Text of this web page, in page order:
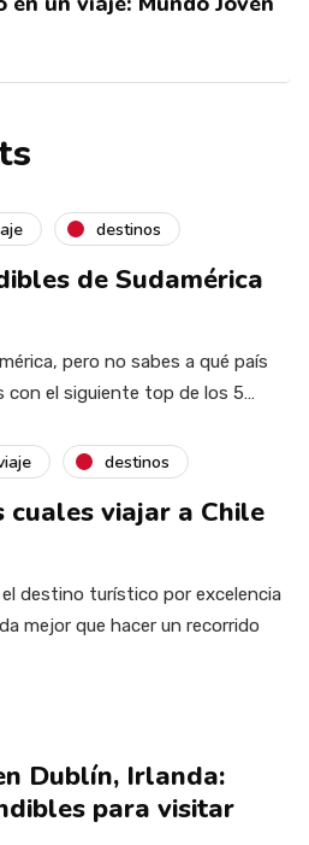
destinos
de Sudamérica
pero no sabes a qué país
con el siguiente top de los 5…
destinos
cuales viajar a Chile
destino turístico por excelencia
mejor que hacer un recorrido
Dublín, Irlanda:
para visitar